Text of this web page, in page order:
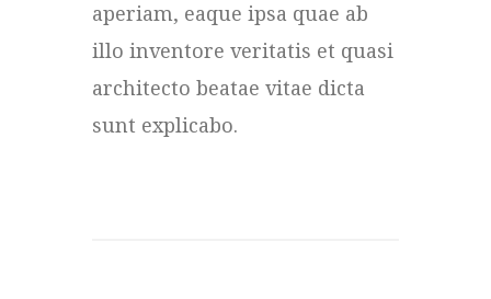
aperiam, eaque ipsa quae ab
illo inventore veritatis et quasi
architecto beatae vitae dicta
sunt explicabo.